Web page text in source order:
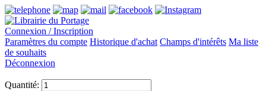
Connexion / Inscription
Paramètres du compte Historique d'achat Champs d'intérêts Ma liste
de souhaits
Déconnexion
Quantité: